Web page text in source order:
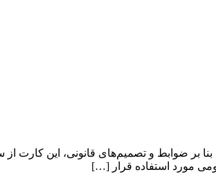
بر ضوابط و تصمیم‌های قانونی، این
مورد استفاده قرار […]